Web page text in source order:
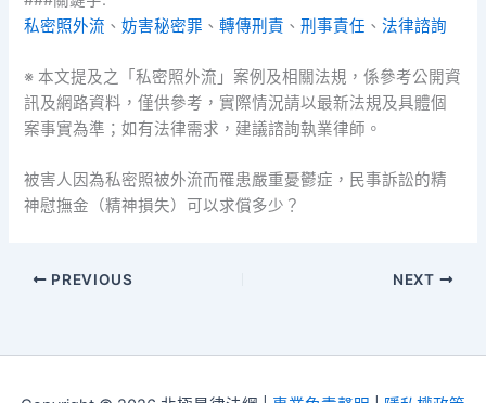
私密照外流 、妨害秘密罪 、轉傳刑責 、刑事責任 、法律諮詢
※ 本文提及之「私密照外流」案例及相關法規，係參考公開資
訊及網路資料，僅供參考，實際情況請以最新法規及具體個
案事實為準；如有法律需求，建議諮詢執業律師。
被害人因為私密照被外流而罹患嚴重憂鬱症，民事訴訟的精
神慰撫金（精神損失）可以求償多少？
PREVIOUS NEXT